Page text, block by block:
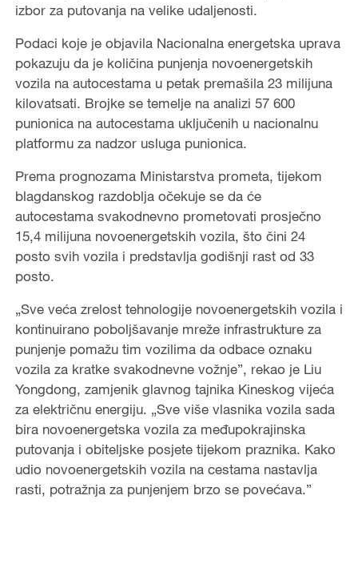
izbor za putovanja na velike udaljenosti.
Podaci koje je objavila Nacionalna energetska uprava
pokazuju da je količina punjenja novoenergetskih
vozila na autocestama u petak premašila 23 milijuna
kilovatsati. Brojke se temelje na analizi 57 600
punionica na autocestama uključenih u nacionalnu
platformu za nadzor usluga punionica.
Prema prognozama Ministarstva prometa, tijekom
blagdanskog razdoblja očekuje se da će
autocestama svakodnevno prometovati prosječno
15,4 milijuna novoenergetskih vozila, što čini 24
posto svih vozila i predstavlja godišnji rast od 33
posto.
„Sve veća zrelost tehnologije novoenergetskih vozila i
kontinuirano poboljšavanje mreže infrastrukture za
punjenje pomažu tim vozilima da odbace oznaku
vozila za kratke svakodnevne vožnje”, rekao je Liu
Yongdong, zamjenik glavnog tajnika Kineskog vijeća
za električnu energiju. „Sve više vlasnika vozila sada
bira novoenergetska vozila za međupokrajinska
putovanja i obiteljske posjete tijekom praznika. Kako
udio novoenergetskih vozila na cestama nastavlja
rasti, potražnja za punjenjem brzo se povećava.”